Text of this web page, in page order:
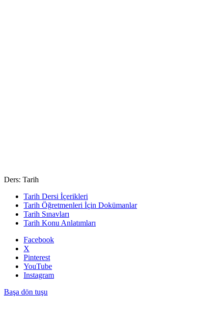
Ders: Tarih
Tarih Dersi İçerikleri
Tarih Öğretmenleri İçin Dokümanlar
Tarih Sınavları
Tarih Konu Anlatımları
Facebook
X
Pinterest
YouTube
Instagram
Başa dön tuşu